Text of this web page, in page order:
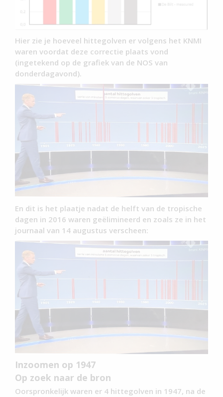
Hier zie je hoeveel hittegolven er volgens het KNMI
waren voordat deze correctie plaats vond
(ingetekend op de grafiek van de NOS van
donderdagavond).
En dit is het plaatje nadat de helft van de tropische
dagen in 2016 waren geëlimineerd en zoals ze in het
journaal van 14 augustus verscheen:
Inzoomen op 1947
Op zoek naar de bron
Oorspronkelijk waren er 4 hittegolven in 1947, na de